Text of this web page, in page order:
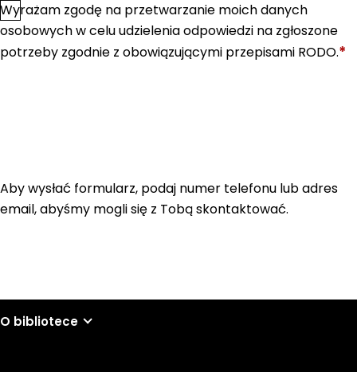
Zgoda*
Wyrażam zgodę na przetwarzanie moich danych
osobowych w celu udzielenia odpowiedzi na zgłoszone
potrzeby zgodnie z obowiązującymi przepisami RODO.*
Aby wysłać formularz, podaj numer telefonu lub adres
email, abyśmy mogli się z Tobą skontaktować.
O bibliotece